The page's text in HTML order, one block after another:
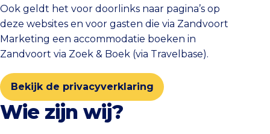
Ook geldt het voor doorlinks naar pagina’s op
deze websites en voor gasten die via Zandvoort
Marketing een accommodatie boeken in
Zandvoort via Zoek & Boek (via Travelbase).
Bekijk de privacyverklaring
Wie zijn wij?